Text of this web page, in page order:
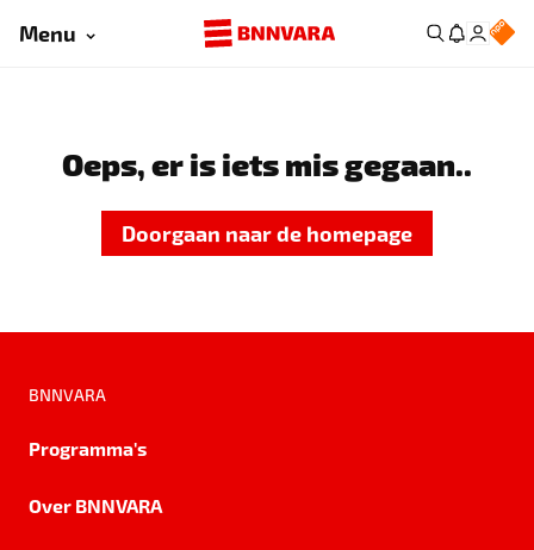
Menu
Oeps, er is iets mis gegaan..
Doorgaan naar de homepage
BNNVARA
Programma's
Over BNNVARA